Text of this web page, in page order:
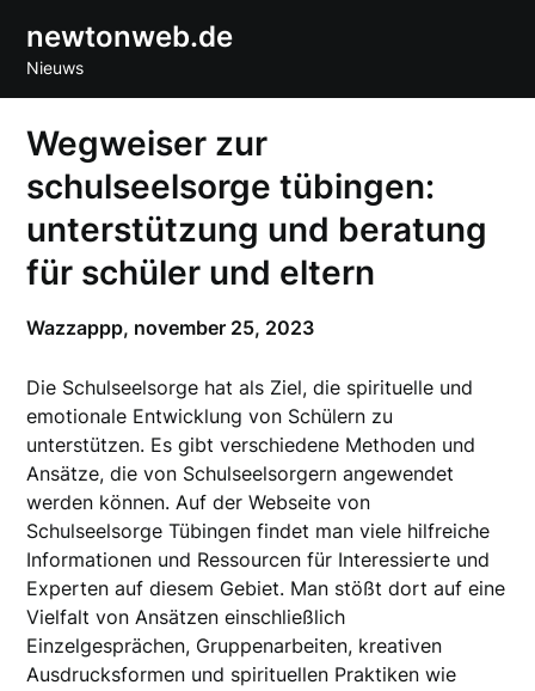
content
newtonweb.de
Nieuws
Wegweiser zur
schulseelsorge tübingen:
unterstützung und beratung
für schüler und eltern
Wazzappp, november 25, 2023
Die Schulseelsorge hat als Ziel, die spirituelle und
emotionale Entwicklung von Schülern zu
unterstützen. Es gibt verschiedene Methoden und
Ansätze, die von Schulseelsorgern angewendet
werden können. Auf der Webseite von
Schulseelsorge Tübingen findet man viele hilfreiche
Informationen und Ressourcen für Interessierte und
Experten auf diesem Gebiet. Man stößt dort auf eine
Vielfalt von Ansätzen einschließlich
Einzelgesprächen, Gruppenarbeiten, kreativen
Ausdrucksformen und spirituellen Praktiken wie